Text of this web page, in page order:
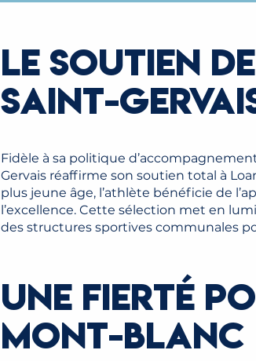
LE SOUTIEN
SAINT-
Fidèle à sa politique
Gervais réaffirme son soutien total à
plus jeune âge, l’athlète bénéficie de
l’excellence. Cette sélection met en
des structures sportives communales
UNE FIERTÉ
MONT-BLANC